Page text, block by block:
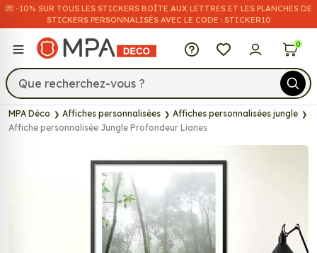
💌​ -10% SUR TOUS LES STICKERS BOÎTE AUX LETTRES ET LES PLANCHES DE
STICKERS PERSONNALISÉS AVEC LE CODE : STICKER10
MPA Déco 0
MPA Déco Affiches personnalisées
Affiches personnalisées jungle
Affiche personnalisée Jungle Profondeur Lianes